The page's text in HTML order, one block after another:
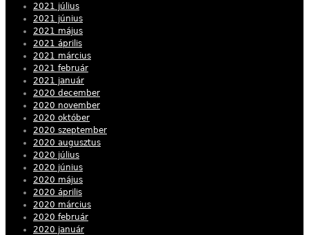
2021 július
2021 június
2021 május
2021 április
2021 március
2021 február
2021 január
2020 december
2020 november
2020 október
2020 szeptember
2020 augusztus
2020 július
2020 június
2020 május
2020 április
2020 március
2020 február
2020 január